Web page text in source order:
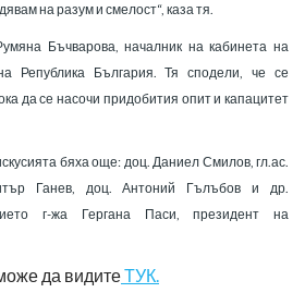
на разум и смелост“, каза тя.
Бъчварова, началник на кабинета на
Република България. Тя сподели, че се
да се насочи придобития опит и капацитет
бяха още: доц. Даниел Смилов, гл.ас.
Ганев, доц. Антоний Гълъбов и др.
г-жа Гергана Паси, президент на
да видитеТУК.